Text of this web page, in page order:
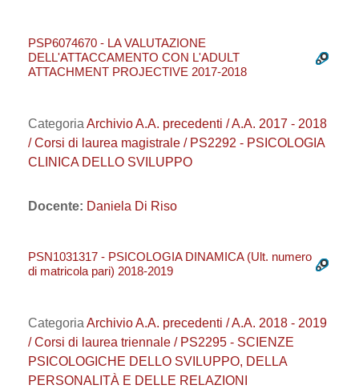
PSP6074670 - LA VALUTAZIONE
DELL'ATTACCAMENTO CON L'ADULT
ATTACHMENT PROJECTIVE 2017-2018
Categoria Archivio A.A. precedenti / A.A. 2017 - 2018
/ Corsi di laurea magistrale / PS2292 - PSICOLOGIA
CLINICA DELLO SVILUPPO
Docente: Daniela Di Riso
PSN1031317 - PSICOLOGIA DINAMICA (Ult. numero
di matricola pari) 2018-2019
Categoria Archivio A.A. precedenti / A.A. 2018 - 2019
/ Corsi di laurea triennale / PS2295 - SCIENZE
PSICOLOGICHE DELLO SVILUPPO, DELLA
PERSONALITÀ E DELLE RELAZIONI